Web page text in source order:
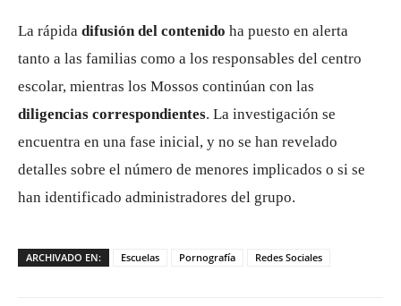
La rápida difusión del contenido ha puesto en alerta
tanto a las familias como a los responsables del centro
escolar, mientras los Mossos continúan con las
diligencias correspondientes. La investigación se
encuentra en una fase inicial, y no se han revelado
detalles sobre el número de menores implicados o si se
han identificado administradores del grupo.
ARCHIVADO EN: Escuelas Pornografía Redes Sociales